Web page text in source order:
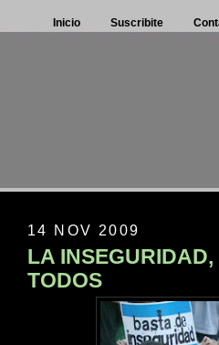
Inicio Suscribite
14 NOV 2009
LA
TODOS